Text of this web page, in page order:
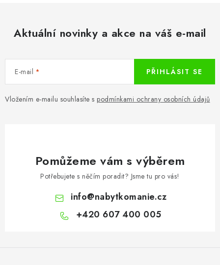
Aktuální novinky a akce na váš e-mail
E-mail
Vložením e-mailu souhlasíte s podmínkami ochrany osobních údajů
PŘIHLÁSIT SE
Pomůžeme vám s výběrem
Potřebujete s něčím poradit? Jsme tu pro vás!
info@nabytkomanie.cz
+420 607 400 005